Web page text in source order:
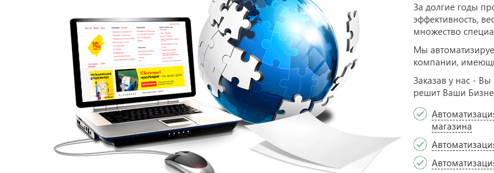
За долгие годы
эффективность,
множество
Мы
компании,
Заказав у нас -
решит Ваши
магазина